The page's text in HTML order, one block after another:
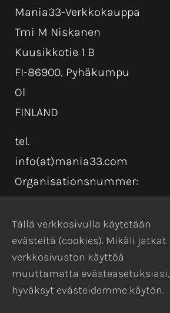
Mania33-Verkkokauppa
Tmi M Niskanen
Kuusikkotie 1 B
FI-86900, Pyhäkumpu
Ol
FINLAND
tel.
info(at)mania33.com
Organisationsnummer:
Tällä verkkosivulla käytetään
evästeitä (cookies). Mikäli jatkat
verkkosivuston käyttöä
muuttamatta evästeasetuksiasi,
hyväksyt evästeidemme käytön.